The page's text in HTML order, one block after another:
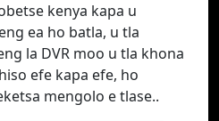
kenya kapa u
ea ho batla, u tla
la DVR moo u tla khona
efe kapa efe, ho
mengolo e tlase..